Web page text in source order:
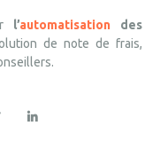
l’automatisation des
de note de frais,